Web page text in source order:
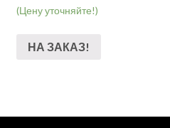
(Цену уточняйте!)
НА ЗАКАЗ!